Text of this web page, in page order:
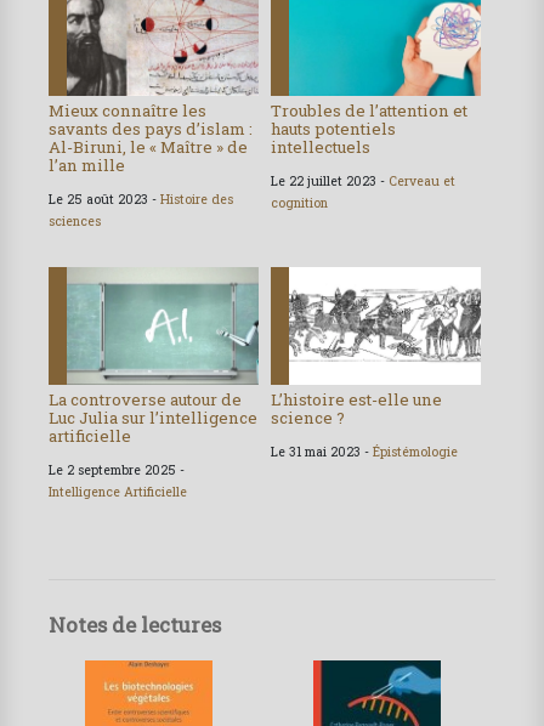
Mieux connaître les
savants des pays d’islam :
Al-Biruni, le « Maître » de
l’an mille
Le 25 août 2023 - Histoire des
sciences
Troubles de l’attention et
hauts potentiels
intellectuels
Le 22 juillet 2023 - Cerveau et
cognition
La controverse autour de
Luc Julia sur l’intelligence
artificielle
Le 2 septembre 2025 -
Intelligence Artificielle
L’histoire est-elle une
science ?
Le 31 mai 2023 - Épistémologie
Notes de lectures